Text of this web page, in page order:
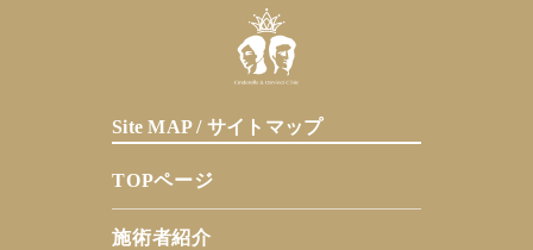
Site MAP / サイトマップ
TOPページ
施術者紹介